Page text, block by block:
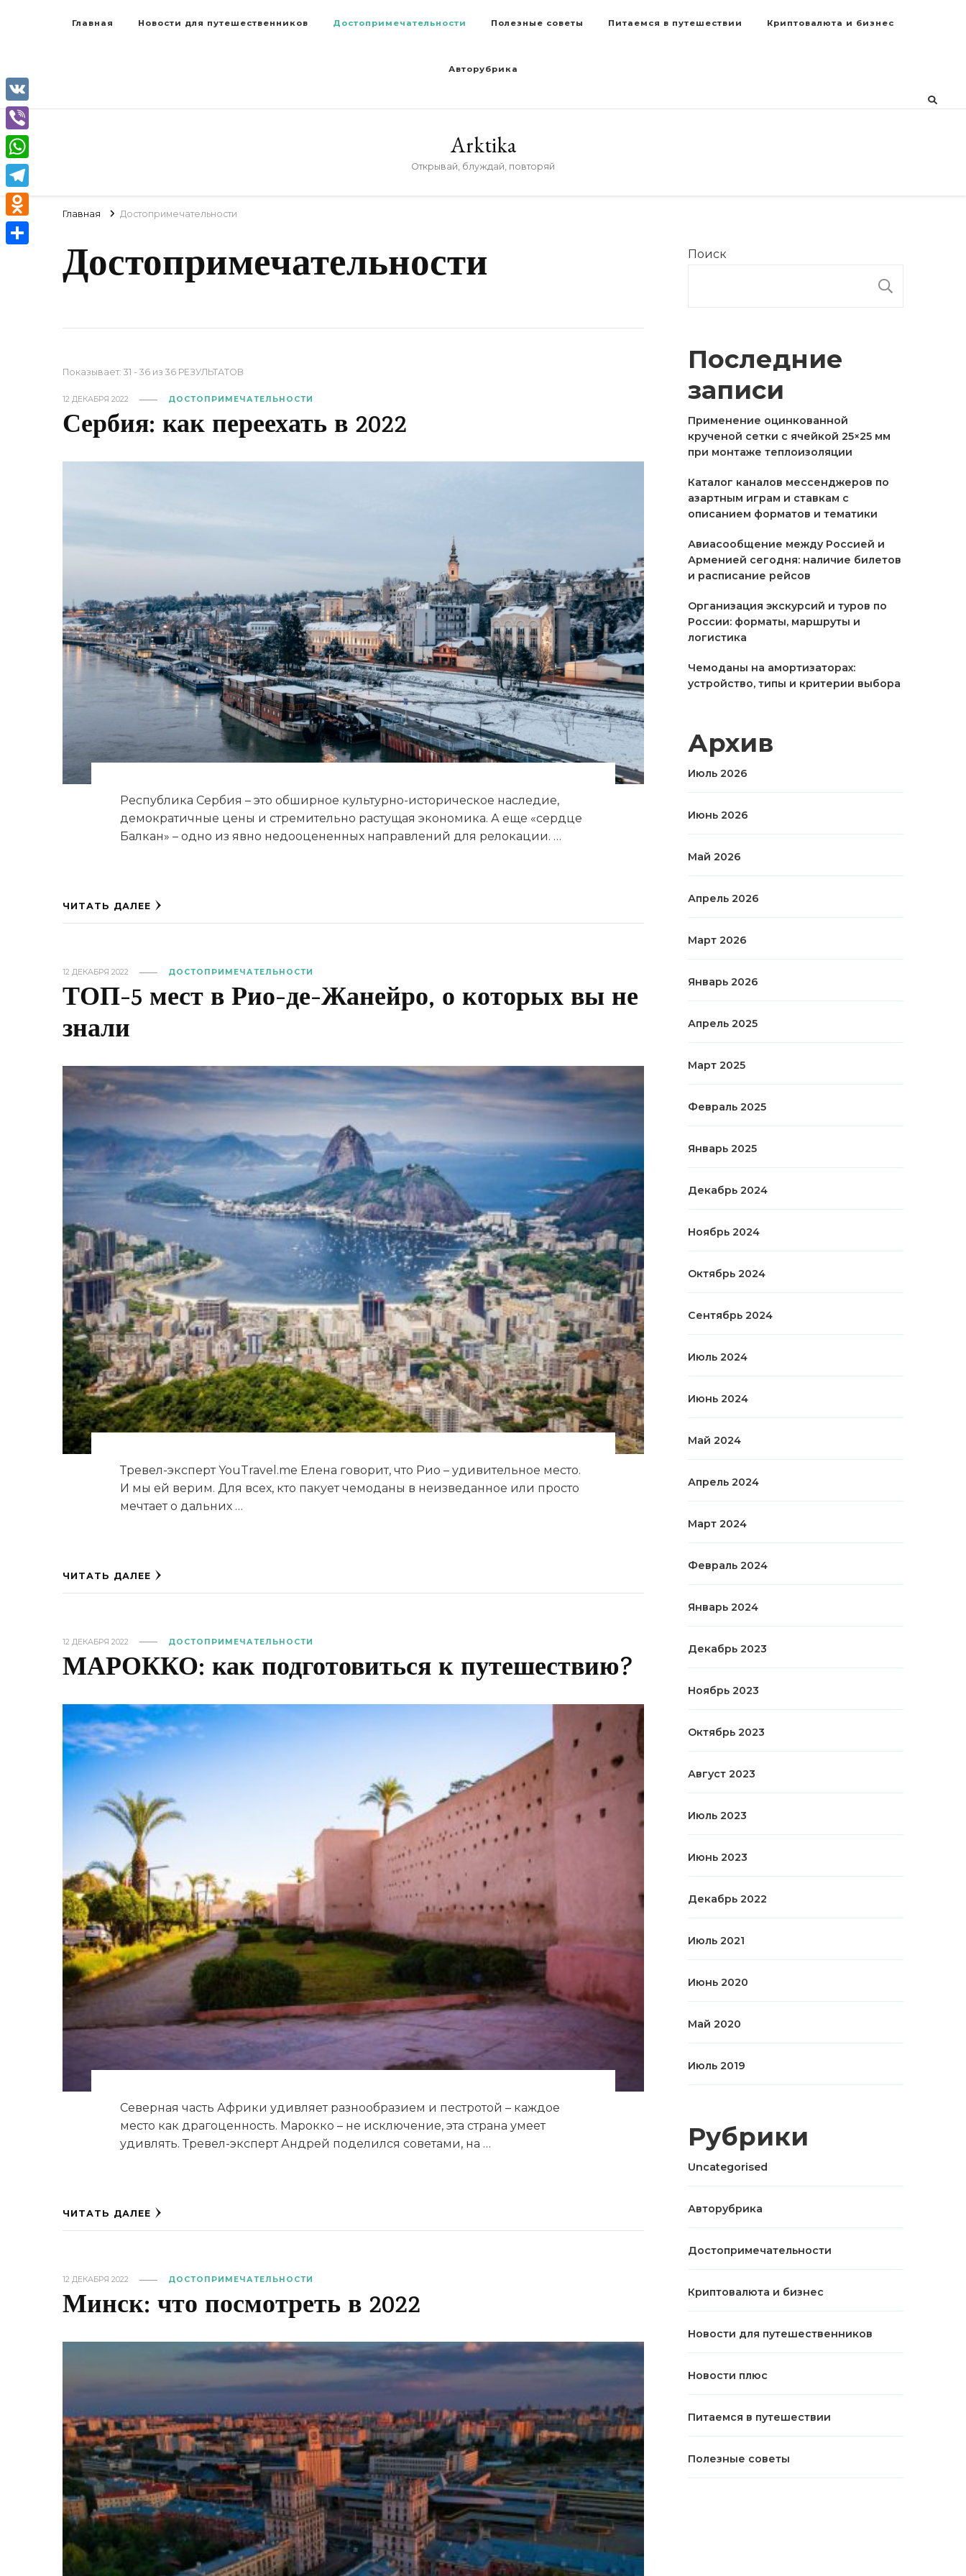
Главная Новости для путешественников Достопримечательности Полезные советы Питаемся в путешествии Криптовалюта и бизнес
Авторубрика
Arktika
Открывай, блуждай, повторяй
Главная Достопримечательности
Достопримечательности
Показывает: 31 - 36 из 36 РЕЗУЛЬТАТОВ
12 ДЕКАБРЯ 2022 ДОСТОПРИМЕЧАТЕЛЬНОСТИ
Сербия: как переехать в 2022
Республика Сербия – это обширное культурно-историческое наследие,
демократичные цены и стремительно растущая экономика. А еще «сердце
Балкан» – одно из явно недооцененных направлений для релокации. …
ЧИТАТЬ ДАЛЕЕ
12 ДЕКАБРЯ 2022 ДОСТОПРИМЕЧАТЕЛЬНОСТИ
ТОП-5 мест в Рио-де-Жанейро, о которых вы не
знали
Тревел-эксперт YouTravel.me Елена говорит, что Рио – удивительное место.
И мы ей верим. Для всех, кто пакует чемоданы в неизведанное или просто
мечтает о дальних …
ЧИТАТЬ ДАЛЕЕ
12 ДЕКАБРЯ 2022 ДОСТОПРИМЕЧАТЕЛЬНОСТИ
МАРОККО: как подготовиться к путешествию?
Северная часть Африки удивляет разнообразием и пестротой – каждое
место как драгоценность. Марокко – не исключение, эта страна умеет
удивлять. Тревел-эксперт Андрей поделился советами, на …
ЧИТАТЬ ДАЛЕЕ
12 ДЕКАБРЯ 2022 ДОСТОПРИМЕЧАТЕЛЬНОСТИ
Минск: что посмотреть в 2022
Поиск
Последние
записи
Применение оцинкованной
крученой сетки с ячейкой 25×25 мм
при монтаже теплоизоляции
Каталог каналов мессенджеров по
азартным играм и ставкам с
описанием форматов и тематики
Авиасообщение между Россией и
Арменией сегодня: наличие билетов
и расписание рейсов
Организация экскурсий и туров по
России: форматы, маршруты и
логистика
Чемоданы на амортизаторах:
устройство, типы и критерии выбора
Архив
Июль 2026
Июнь 2026
Май 2026
Апрель 2026
Март 2026
Январь 2026
Апрель 2025
Март 2025
Февраль 2025
Январь 2025
Декабрь 2024
Ноябрь 2024
Октябрь 2024
Сентябрь 2024
Июль 2024
Июнь 2024
Май 2024
Апрель 2024
Март 2024
Февраль 2024
Январь 2024
Декабрь 2023
Ноябрь 2023
Октябрь 2023
Август 2023
Июль 2023
Июнь 2023
Декабрь 2022
Июль 2021
Июнь 2020
Май 2020
Июль 2019
Рубрики
Uncategorised
Авторубрика
Достопримечательности
Криптовалюта и бизнес
Новости для путешественников
Новости плюс
Питаемся в путешествии
Полезные советы
VK
Viber
WhatsApp
Telegram
Odnoklassniki
Отправить